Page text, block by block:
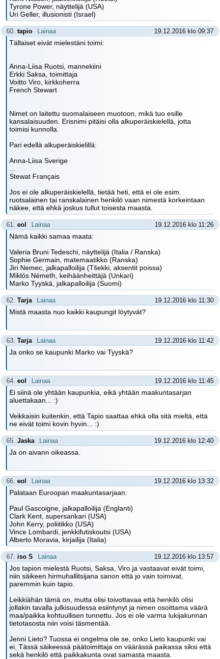
Tyrone Power, näyttelijä (USA)
Uri Geller, illusionisti (Israel)
60. tapio Lainaa 19.12.2016 klo 09:37
Tällaiset eivät mielestäni toimi:
Anna-Liisa Ruotsi, mannekiini
Erkki Saksa, toimittaja
Voitto Viro, kirkkoherra
French Stewart
Nimet on laitettu suomalaiseen muotoon, mikä tuo esille
kansalaisuuden. Erisnimi pitäisi olla alkuperäiskielellä, jotta
toimisi kunnolla.
Pari edellä alkuperäiskielillä:
Anna-Liisa Sverige
Stewat Français
Jos ei ole alkuperäiskielellä, tietää heti, että ei ole esim.
ruotsalainen tai ranskalainen henkilö vaan nimestä korkeintaan
näkee, että ehkä joskus tullut toisesta maasta.
61. eol Lainaa 19.12.2016 klo 11:26
Nämä kaikki samaa maata:
Valeria Bruni Tedeschi, näyttelijä (Italia / Ranska)
Sophie Germain, matemaatikko (Ranska)
Jiri Nemec, jalkapalloilija (Tšekki, aksentit poissa)
Miklós Németh, keihäänheittäjä (Unkari)
Marko Tyyskä, jalkapalloilija (Suomi)
62. Tarja Lainaa 19.12.2016 klo 11:30
Mistä maasta nuo kaikki kaupungit löytyvät?
63. Tarja Lainaa 19.12.2016 klo 11:42
Ja onko se kaupunki Marko vai Tyyskä?
64. eol Lainaa 19.12.2016 klo 11:45
Ei siinä ole yhtään kaupunkia, eikä yhtään maakuntasarjan
aluettakaan... :)
Veikkaisin kuitenkin, että Tapio saattaa ehkä olla sitä mieltä, että
ne eivät toimi kovin hyvin... :)
65. Jaska Lainaa 19.12.2016 klo 12:40
Ja on aivann oikeassa.
66. eol Lainaa 19.12.2016 klo 13:32
Palataan Euroopan maakuntasarjaan:
Paul Gascoigne, jalkapalloilija (Englanti)
Clark Kent, supersankari (USA)
John Kerry, poliitikko (USA)
Vince Lombardi, jenkkifutiskoutsi (USA)
Alberto Moravia, kirjailija (Italia)
67. iso S Lainaa 19.12.2016 klo 13:57
Jos tapion mielestä Ruotsi, Saksa, Viro ja vastaavat eivät toimi,
niin säikeen hirmuhallitsijana sanon että jo vain toimivat,
paremmin kuin tapio.
Leikkiähän tämä on, mutta olisi toivottavaa että henkilö olisi
jollakin tavalla julkisuudessa esiintynyt ja nimen osoittama väärä
maa/paikka kohtuullisen tunnettu. Jos ei ole varma lukijakunnan
tietotasosta niin voisi täsmentää.
Jenni Lieto? Tuossa ei ongelma ole se, onko Lieto kaupunki vai
ei. Tässä säikeessä päätoimittaja on väärässä paikassa siksi että
sekä henkilö että paikkakunta ovat samasta maasta.